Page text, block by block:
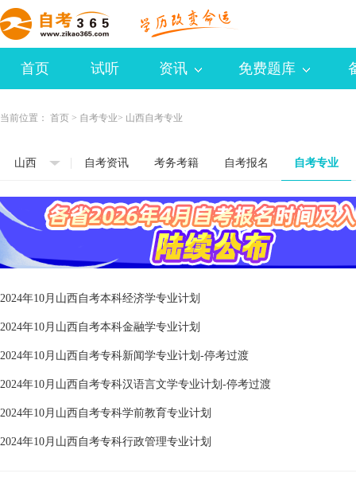
首页 试听 资讯 免费题库
当前位置： 首页 > 自考专业> 山西自考专业
山西 自考资讯 考务考籍 自考报名 自考专业
2024年10月山西自考本科经济学专业计划
2024年10月山西自考本科金融学专业计划
2024年10月山西自考专科新闻学专业计划-停考过渡
2024年10月山西自考专科汉语言文学专业计划-停考过渡
2024年10月山西自考专科学前教育专业计划
2024年10月山西自考专科行政管理专业计划